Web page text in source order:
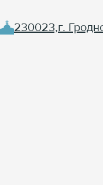
230023,г.